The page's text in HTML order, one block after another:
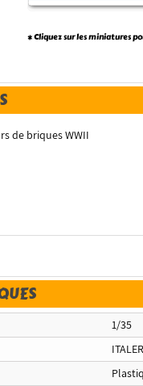
* Cliquez sur les miniatures
de briques WWII
1/35